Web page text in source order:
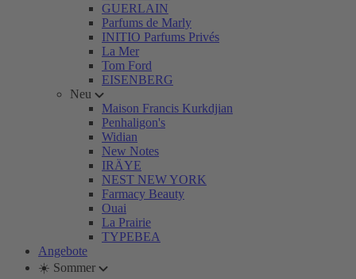
GUERLAIN
Parfums de Marly
INITIO Parfums Privés
La Mer
Tom Ford
EISENBERG
Neu
Maison Francis Kurkdjian
Penhaligon's
Widian
New Notes
IRÄYE
NEST NEW YORK
Farmacy Beauty
Ouai
La Prairie
TYPEBEA
Angebote
☀️ Sommer